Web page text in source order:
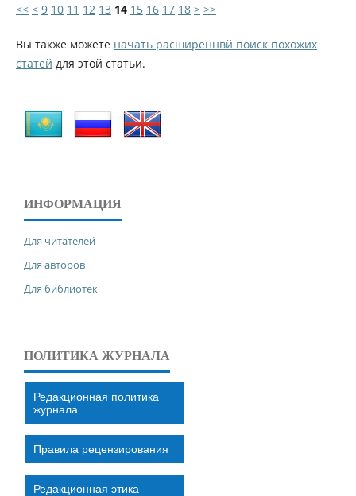
<< < 9 10 11 12 13 14 15 16 17 18 > >>
Вы также можете начать расширеннвй поиск похожих
статей для этой статьи.
ИНФОРМАЦИЯ
Для читателей
Для авторов
Для библиотек
ПОЛИТИКА ЖУРНАЛА
Редакционная политика
журнала
Правила рецензирования
Редакционная этика